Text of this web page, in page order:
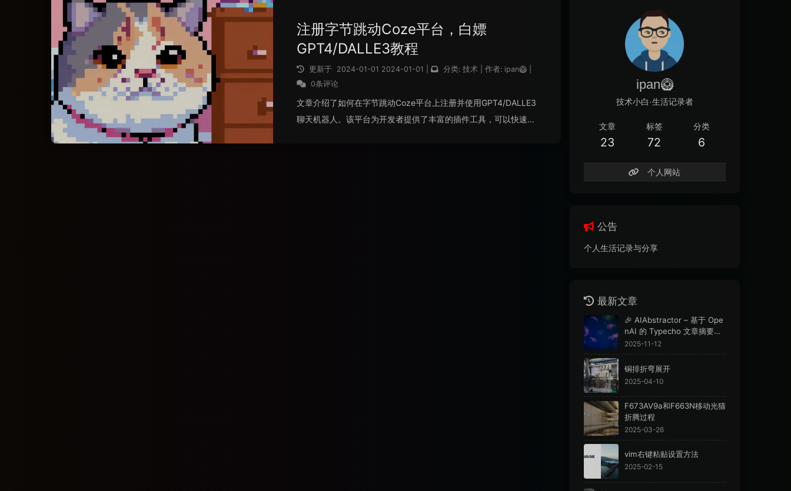
注册字节跳动Coze平台，白嫖
GPT4/DALLE3教程
更新于 2024-01-01 2024-01-01 分类: 技术 作者: ipan🥝
0条评论
文章介绍了如何在字节跳动Coze平台上注册并使用GPT4/DALLE3
聊天机器人。该平台为开发者提供了丰富的插件工具，可以快速创
ipan🥝
技术小白·生活记录者
文章
23
标签
72
分类
6
个人网站
公告
个人生活记录与分享
最新文章
🎉 AIAbstractor – 基于 Ope
nAI 的 Typecho 文章摘要插
件
2025-11-12
铜排折弯展开
2025-04-10
F673AV9a和F663N移动光猫
折腾过程
2025-03-26
vim右键粘贴设置方法
2025-02-15